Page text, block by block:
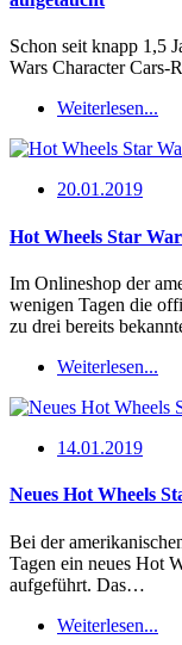
Schon seit knapp 1,5
Wars Character
Weiterlesen...
20.01.2019
Hot Wheels Star
Im Onlineshop der
wenigen Tagen die
zu drei bereits
Weiterlesen...
14.01.2019
Neues Hot Wheels
Bei der
Tagen ein neues Hot
aufgeführt. Das…
Weiterlesen...